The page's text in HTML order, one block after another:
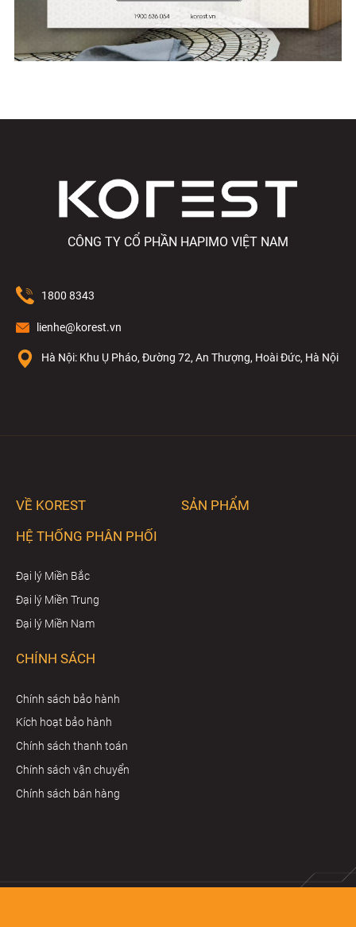
CÔNG TY CỔ PHẦN HAPIMO VIỆT NAM
1800 8343
lienhe@korest.vn
Hà Nội: Khu Ụ Pháo, Đường 72, An Thượng, Hoài Đức, Hà Nội
VỀ KOREST
SẢN PHẨM
HỆ THỐNG PHÂN PHỐI
Đại lý Miền Bắc
Đại lý Miền Trung
Đại lý Miền Nam
CHÍNH SÁCH
Chính sách bảo hành
Kích hoạt bảo hành
Chính sách thanh toán
Chính sách vận chuyển
Chính sách bán hàng